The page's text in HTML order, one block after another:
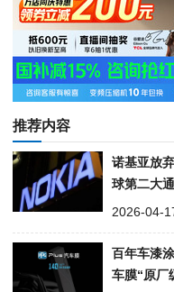
推荐内容
诺基亚放
球第二大
2026-04-
百年车漆
车膜“原厂